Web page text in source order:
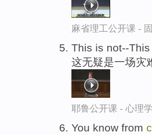
麻省理工公开课 -
This is not--
这无疑是一场灾
耶鲁公开课 - 心理
You know from